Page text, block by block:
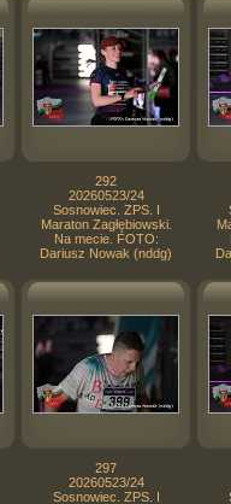
292
20260523/24
Sosnowiec. ZPS. I
Maraton Zagłębiowski.
Na mecie. FOTO:
Dariusz Nowak (nddg)
297
20260523/24
Sosnowiec. ZPS. I